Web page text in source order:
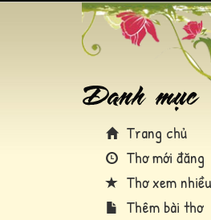
Trang chủ
Thơ mới đăng
Thơ xem nhiều
Thêm bài thơ